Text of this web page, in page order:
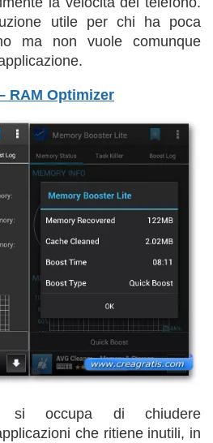
utile per chi ha poca
ma non vuole comunque
RAM Optimizer
si occupa di chiudere
che ritiene inutili, in